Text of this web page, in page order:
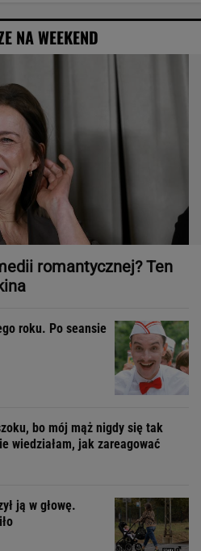
NA WEEKEND
romantycznej? Ten
roku. Po seansie
bo mój mąż nigdy się tak
wiedziałam, jak zareagować
ją w głowę.